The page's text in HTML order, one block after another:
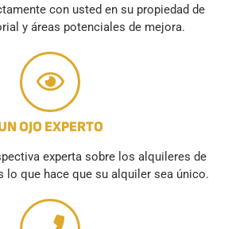
con usted en su propiedad de
y áreas potenciales de mejora.
OJO EXPERTO
experta sobre los alquileres de
lo que hace que su alquiler sea único.